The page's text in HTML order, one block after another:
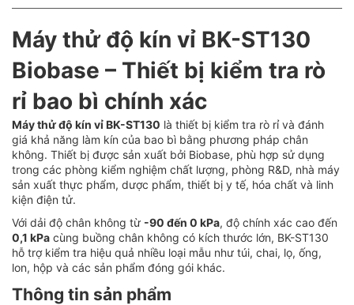
Máy thử độ kín vỉ BK-ST130
Biobase – Thiết bị kiểm tra rò
rỉ bao bì chính xác
Máy thử độ kín vỉ BK-ST130 là thiết bị kiểm tra rò rỉ và đánh
giá khả năng làm kín của bao bì bằng phương pháp chân
không. Thiết bị được sản xuất bởi Biobase, phù hợp sử dụng
trong các phòng kiểm nghiệm chất lượng, phòng R&D, nhà máy
sản xuất thực phẩm, dược phẩm, thiết bị y tế, hóa chất và linh
kiện điện tử.
Với dải độ chân không từ -90 đến 0 kPa, độ chính xác cao đến
0,1 kPa cùng buồng chân không có kích thước lớn, BK-ST130
hỗ trợ kiểm tra hiệu quả nhiều loại mẫu như túi, chai, lọ, ống,
lon, hộp và các sản phẩm đóng gói khác.
Thông tin sản phẩm